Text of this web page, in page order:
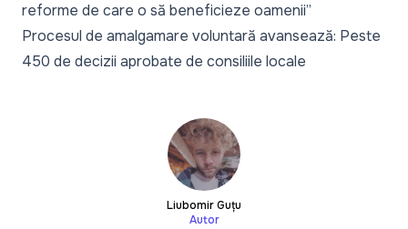
reforme de care o să beneficieze oamenii”
Procesul de amalgamare voluntară avansează: Peste
450 de decizii aprobate de consiliile locale
Liubomir Guțu
Autor